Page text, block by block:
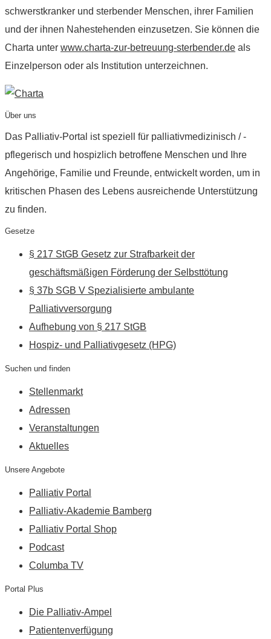
schwerstkranker und sterbender Menschen, ihrer Familien
und der ihnen Nahestehenden einzusetzen. Sie können die
Charta unter www.charta-zur-betreuung-sterbender.de als
Einzelperson oder als Institution unterzeichnen.
Über uns
Das Palliativ-Portal ist speziell für palliativmedizinisch / -
pflegerisch und hospizlich betroffene Menschen und Ihre
Angehörige, Familie und Freunde, entwickelt worden, um in
kritischen Phasen des Lebens ausreichende Unterstützung
zu finden.
Gesetze
§ 217 StGB Gesetz zur Strafbarkeit der
geschäftsmäßigen Förderung der Selbsttötung
§ 37b SGB V Spezialisierte ambulante
Palliativversorgung
Aufhebung von § 217 StGB
Hospiz- und Palliativgesetz (HPG)
Suchen und finden
Stellenmarkt
Adressen
Veranstaltungen
Aktuelles
Unsere Angebote
Palliativ Portal
Palliativ-Akademie Bamberg
Palliativ Portal Shop
Podcast
Columba TV
Portal Plus
Die Palliativ-Ampel
Patientenverfügung